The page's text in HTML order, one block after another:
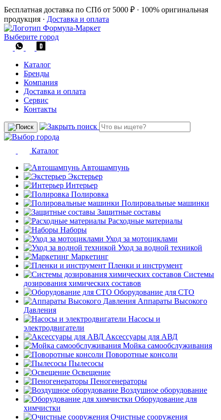
Бесплатная доставка по СПб от 5000 ₽ · 100% оригинальная
продукция · Доставка и оплата
Выберите город
Каталог
Бренды
Компания
Доставка и оплата
Сервис
Контакты
Каталог
Автошампунь
Экстерьер
Интерьер
Полировка
Полировальные машинки
Защитные составы
Расходные материалы
Наборы
Уход за мотоциклами
Уход за водной техникой
Маркетинг
Пленки и инструмент
Системы
дозирования химических составов
Оборудование для СТО
Аппараты Высокого
Давления
Насосы и
электродвигатели
Аксессуары для АВД
Мойка самообслуживания
Поворотные консоли
Пылесосы
Освещение
Пеногенераторы
Воздушное оборудование
Оборудование для
химчистки
Очистные сооружения